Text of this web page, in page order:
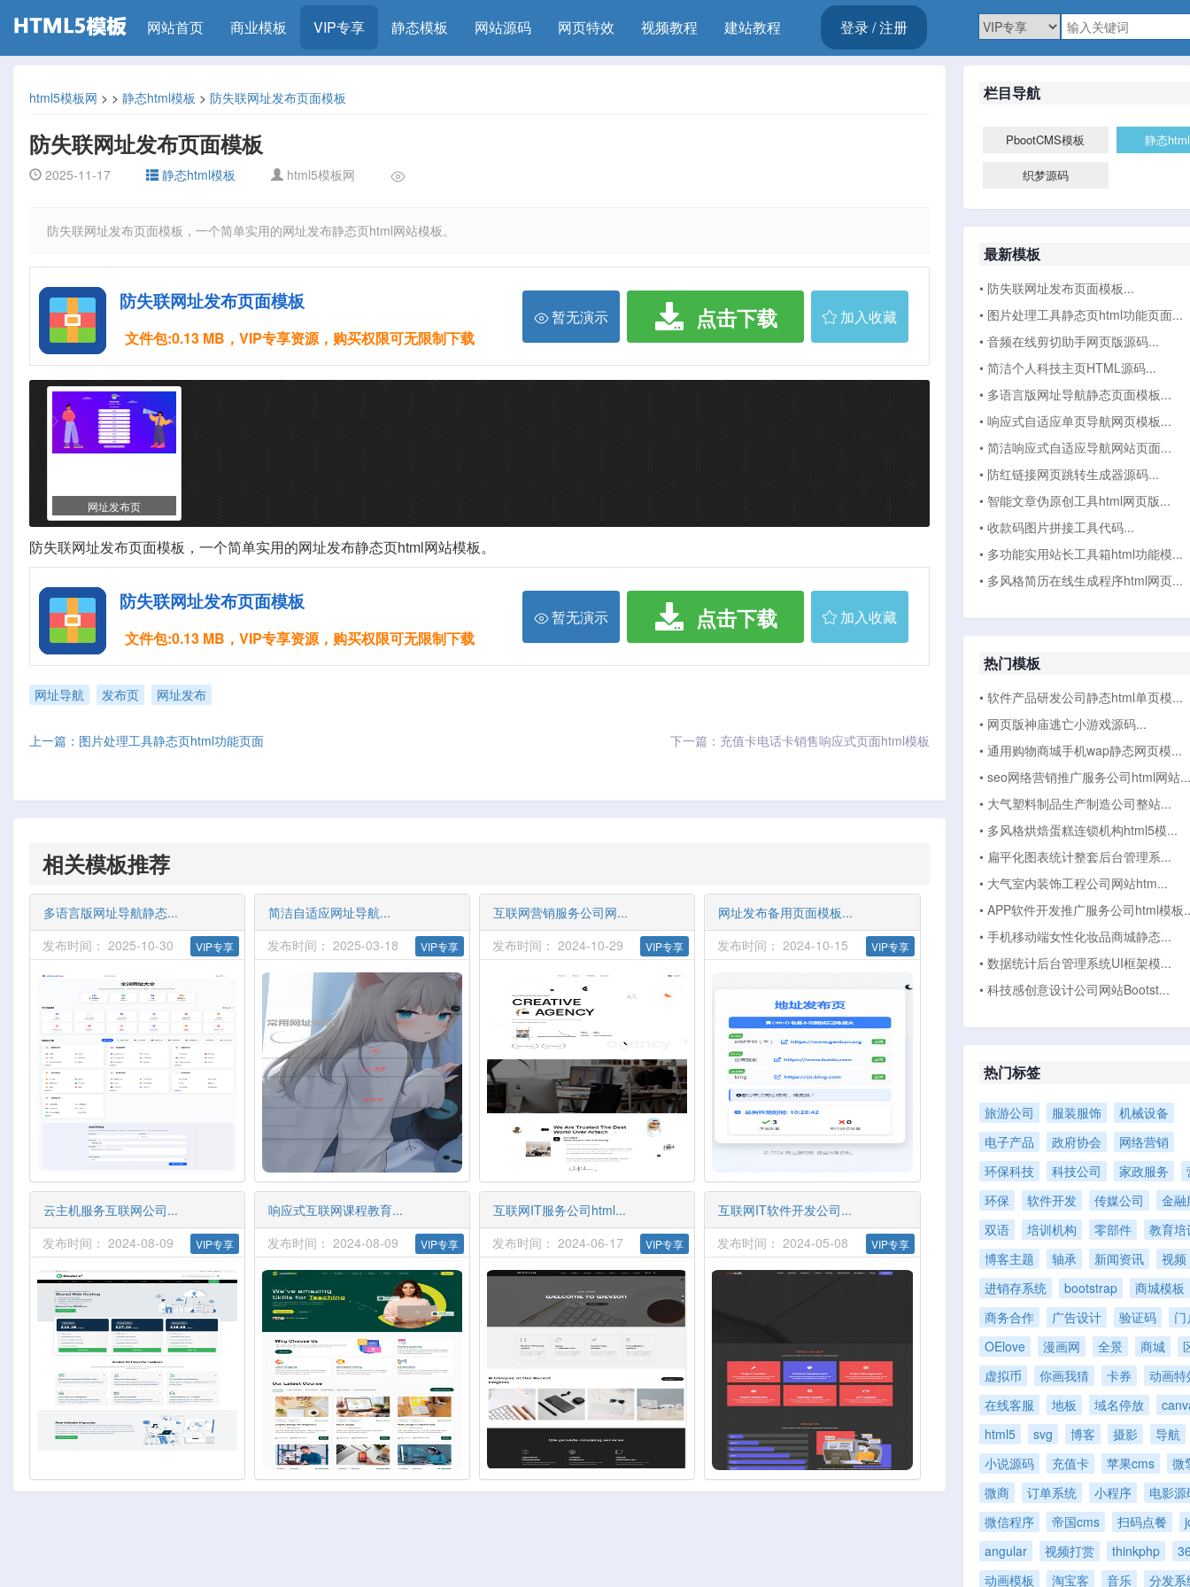
网站首页 商业模板 VIP专享 静态模板 网站源码 网页特效 视频教程 建站教程 登录 / 注册
html5模板网 > > 静态html模板 > 防失联网址发布页面模板
防失联网址发布页面模板
2025-11-17 静态html模板 html5模板网
防失联网址发布页面模板，一个简单实用的网址发布静态页html网站模板。
防失联网址发布页面模板
文件包:0.13 MB，VIP专享资源，购买权限可无限制下载
暂无演示 点击下载 加入收藏
网址发布页
防失联网址发布页面模板，一个简单实用的网址发布静态页html网站模板。
防失联网址发布页面模板
文件包:0.13 MB，VIP专享资源，购买权限可无限制下载
暂无演示 点击下载 加入收藏
网址导航 发布页 网址发布
上一篇：图片处理工具静态页html功能页面 下一篇：充值卡电话卡销售响应式页面html模板
相关模板推荐
多语言版网址导航静态...
发布时间： 2025-10-30
VIP专享
简洁自适应网址导航...
发布时间： 2025-03-18
VIP专享
互联网营销服务公司网...
发布时间： 2024-10-29
VIP专享
网址发布备用页面模板...
发布时间： 2024-10-15
VIP专享
云主机服务互联网公司...
发布时间： 2024-08-09
VIP专享
响应式互联网课程教育...
发布时间： 2024-08-09
VIP专享
互联网IT服务公司html...
发布时间： 2024-06-17
VIP专享
互联网IT软件开发公司...
发布时间： 2024-05-08
VIP专享
栏目导航
PbootCMS模板 静态
织梦源码
最新模板
• 防失联网址发布页面模板...
• 图片处理工具静态页html功能页面...
• 音频在线剪切助手网页版源码...
• 简洁个人科技主页HTML源码...
• 多语言版网址导航静态页面模板...
• 响应式自适应单页导航网页模板...
• 简洁响应式自适应导航网站页面...
• 防红链接网页跳转生成器源码...
• 智能文章伪原创工具html网页版...
• 收款码图片拼接工具代码...
• 多功能实用站长工具箱html功能模...
• 多风格简历在线生成程序html网页...
热门模板
• 软件产品研发公司静态html单页模...
• 网页版神庙逃亡小游戏源码...
• 通用购物商城手机wap静态网页模...
• seo网络营销推广服务公司html网站...
• 大气塑料制品生产制造公司整站...
• 多风格烘焙蛋糕连锁机构html5模...
• 扁平化图表统计整套后台管理系...
• 大气室内装饰工程公司网站htm...
• APP软件开发推广服务公司html模板
• 手机移动端女性化妆品商城静态...
• 数据统计后台管理系统UI框架模...
• 科技感创意设计公司网站Bootst...
热门标签
旅游公司 服装服饰
机械设备
电子产品
政府协会
网络营销
环保科技
科技公司 家政服务
环保
软件开发 传媒公司
金融
双语
培训机构 零部件
教育培
博客主题
轴承 新闻资讯
视频
进销存系统
bootstrap
商城模板
商务合作
广告设计 验证码
门
OElove
漫画网 全景 商城
虚拟币
你画我猜 卡券
动画特
在线客服
地板 域名停放
html5
svg 博客 摄影
导航
小说源码
充值卡 苹果cms
微
微商
订单系统 小程序
电影源
微信程序
帝国cms 扫码点餐
angular
视频打赏 thinkphp
动画模板
淘宝客 音乐 分发系